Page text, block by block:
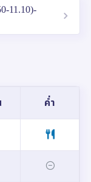
11.10)-
ค่ำ